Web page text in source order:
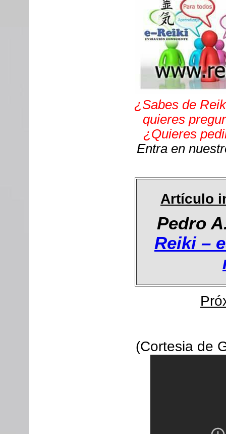
¿Sabes de
quieres
¿Quieres
Entra en
Artículo
Pedro
Reiki –
(Cortesia de